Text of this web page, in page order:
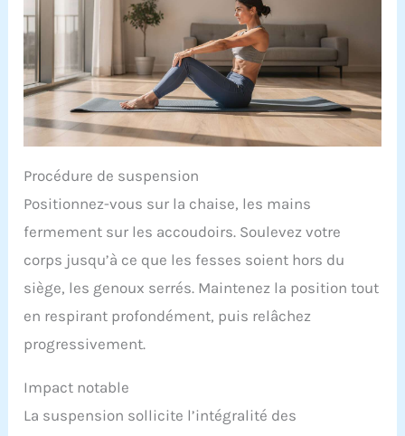
Procédure de suspension
Positionnez-vous sur la chaise, les mains
fermement sur les accoudoirs. Soulevez votre
corps jusqu’à ce que les fesses soient hors du
siège, les genoux serrés. Maintenez la position tout
en respirant profondément, puis relâchez
progressivement.
Impact notable
La suspension sollicite l’intégralité des